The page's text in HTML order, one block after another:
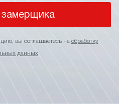
замерщика
вы соглашаетесь на обработку
данных